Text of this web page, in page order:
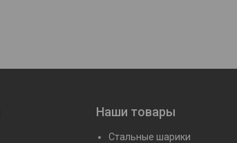
Наши товары
Стальные шарики